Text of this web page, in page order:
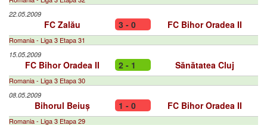
22.05.2009
FC Zalău 3 - 0 FC Bihor Oradea II
Romania - Liga 3 Etapa 31
15.05.2009
FC Bihor Oradea II 2 - 1 Sănătatea Cluj
Romania - Liga 3 Etapa 30
08.05.2009
Bihorul Beiuș 1 - 0 FC Bihor Oradea II
Romania - Liga 3 Etapa 29